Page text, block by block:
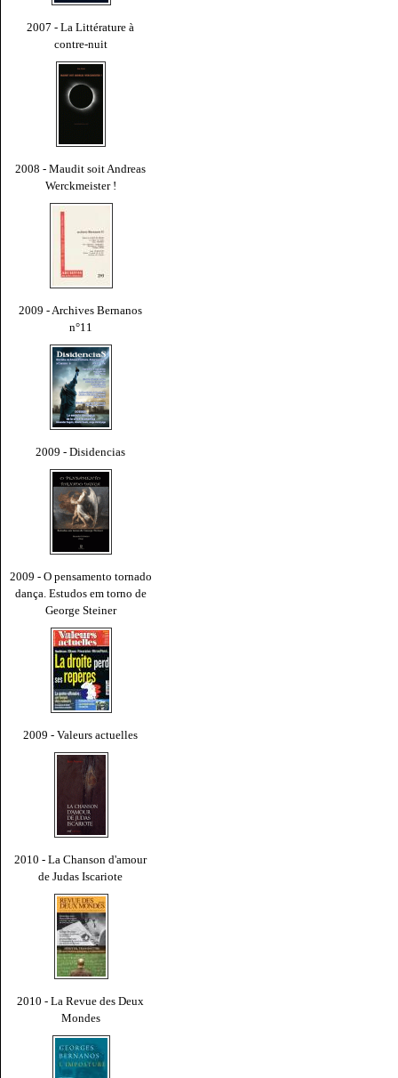
2007 - La Littérature à
contre-nuit
2008 - Maudit soit Andreas
Werckmeister !
2009 - Archives Bernanos
n°11
2009 - Disidencias
2009 - O pensamento tornado
dança. Estudos em torno de
George Steiner
2009 - Valeurs actuelles
2010 - La Chanson d'amour
de Judas Iscariote
2010 - La Revue des Deux
Mondes